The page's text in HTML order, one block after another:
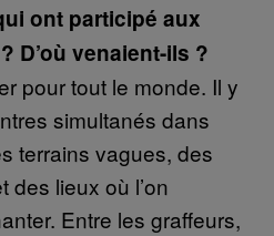
ont participé aux
D’où venaient-ils ?
pour tout le monde. Il y
simultanés dans
terrains vagues, des
des lieux où l’on
Entre les graffeurs,